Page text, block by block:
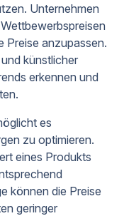
Unternehmen
Preise anzupassen.
künstlicher
erkennen und
es
zu optimieren.
eines Produkts
können die Preise
geringer